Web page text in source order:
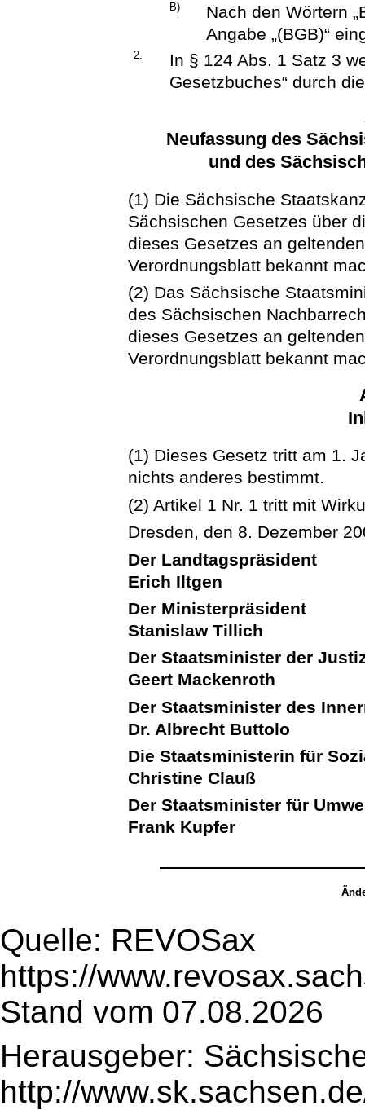
B)
Nach den Wörtern
Angabe „(BGB)“
2.
In § 124 Abs. 1 Satz 3
Gesetzbuches“ durch
Neufassung des
und des
(1) Die Sächsische
Sächsischen Gesetzes über
dieses Gesetzes an
Verordnungsblatt bekannt
(2) Das Sächsische
des Sächsischen
dieses Gesetzes an
Verordnungsblatt bekannt
(1) Dieses Gesetz tritt am 1.
nichts anderes bestimmt.
(2) Artikel 1 Nr. 1 tritt mit
Dresden, den 8. Dezember
Der Landtagspräsident
Erich Iltgen
Der Ministerpräsident
Stanislaw Tillich
Der Staatsminister der
Geert Mackenroth
Der Staatsminister des
Dr. Albrecht Buttolo
Die Staatsministerin für
Christine Clauß
Der Staatsminister für
Frank Kupfer
Quelle: REVOSax
https://
Stand vom 07.08.2026
Herausgeber:
http://